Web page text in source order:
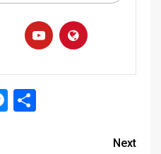
Messenger
Next